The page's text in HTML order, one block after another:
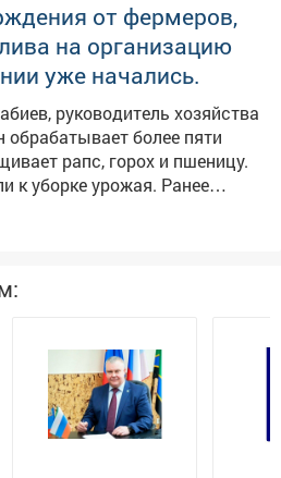
в регионе. В
действия
лицо привлекли к
а с бывшего мужа
по алиментам.
следить за тем, как
выплата алиментов.
от фермеров,
на организацию
уже начались.
руководитель хозяйства
обрабатывает более пяти
рапс, горох и пшеницу.
урожая. Ранее
центру с просьбой
объемы солярки
тысяч тонн горючего
кузбасским